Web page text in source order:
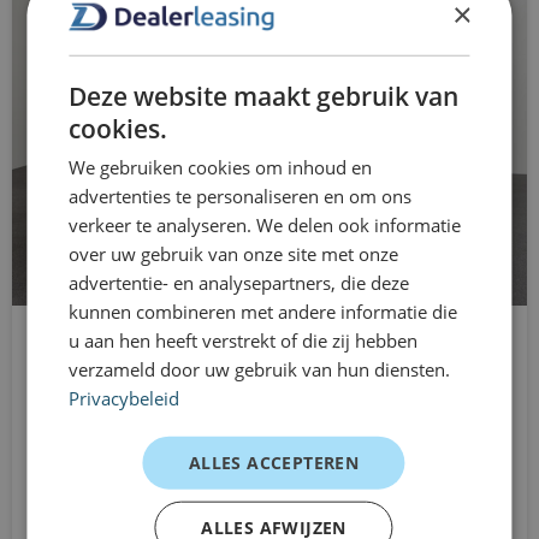
een ruime en professionele bedrijfswagen nodig hebt —
tijdelijke uitbreiding van je wagenpark. Je zit nergens
lang aan vast en kunt je lease eenvoudig aanpassen
wanneer je situatie verandert.
Bij Dealerleasing rijd je direct uit voorraad en profiteer je
van flexibele contracten die tussentijds aanpasbaar zijn.
Zo blijft je mobiliteit overzichtelijk én flexibel geregeld.
Dit maakt Dealerleasing
aantrekkelijk voor jou
Direct rijden uit voorraad
Flexibele looptijden van 1 tot 12 maanden
Geen langdurige verplichtingen
Transparante kostenstructuur
Geschikt voor zakelijk en particulier gebruik
dodehoek detectie
Driver Assistance Pack
elektrische ramen voor
Elektronisch Stabiliteits Programma
Laadruimte-pakket
lederen stuurwiel
mistlampen voor
multimedia-voorbereiding
RDW-leges
Mercedes-Benz Sprinter
L2H2
/mnd excl. btw
×
Deze website maakt gebruik van
cookies.
We gebruiken cookies om inhoud en
advertenties te personaliseren en om ons
verkeer te analyseren. We delen ook informatie
over uw gebruik van onze site met onze
advertentie- en analysepartners, die deze
kunnen combineren met andere informatie die
u aan hen heeft verstrekt of die zij hebben
verzameld door uw gebruik van hun diensten.
Privacybeleid
ALLES ACCEPTEREN
ALLES AFWIJZEN